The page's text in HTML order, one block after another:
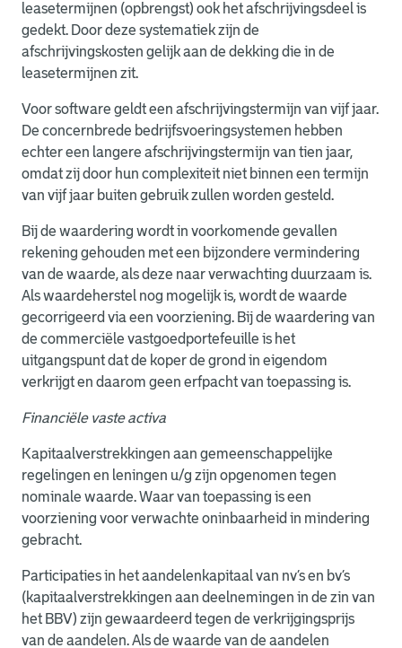
leasetermijnen (opbrengst) ook het afschrijvingsdeel is
gedekt. Door deze systematiek zijn de
afschrijvingskosten gelijk aan de dekking die in de
leasetermijnen zit.
Voor software geldt een afschrijvingstermijn van vijf jaar.
De concernbrede bedrijfsvoeringsystemen hebben
echter een langere afschrijvingstermijn van tien jaar,
omdat zij door hun complexiteit niet binnen een termijn
van vijf jaar buiten gebruik zullen worden gesteld.
Bij de waardering wordt in voorkomende gevallen
rekening gehouden met een bijzondere vermindering
van de waarde, als deze naar verwachting duurzaam is.
Als waardeherstel nog mogelijk is, wordt de waarde
gecorrigeerd via een voorziening. Bij de waardering van
de commerciële vastgoedportefeuille is het
uitgangspunt dat de koper de grond in eigendom
verkrijgt en daarom geen erfpacht van toepassing is.
Financiële vaste activa
Kapitaalverstrekkingen aan gemeenschappelijke
regelingen en leningen u/g zijn opgenomen tegen
nominale waarde. Waar van toepassing is een
voorziening voor verwachte oninbaarheid in mindering
gebracht.
Participaties in het aandelenkapitaal van nv’s en bv’s
(kapitaalverstrekkingen aan deelnemingen in de zin van
het BBV) zijn gewaardeerd tegen de verkrijgingsprijs
van de aandelen. Als de waarde van de aandelen